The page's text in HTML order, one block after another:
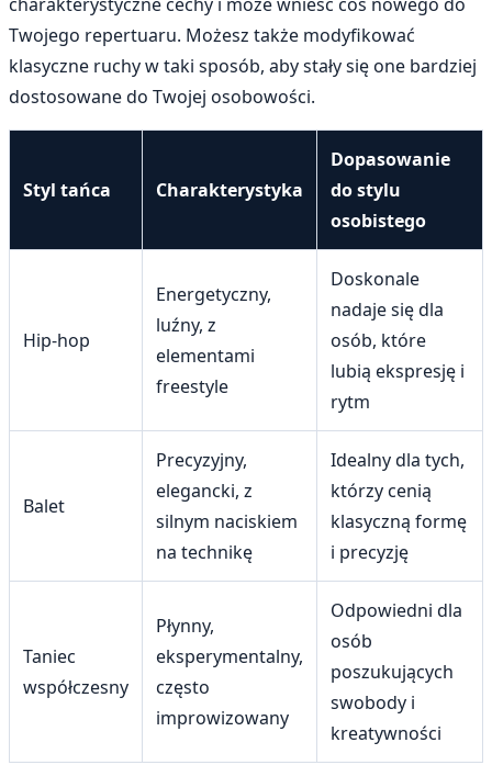
Twojego repertuaru. Możesz także modyfikować
klasyczne ruchy w taki sposób, aby stały się one bardziej
dostosowane do Twojej osobowości.
Styl tańca Charakterystyka
Dopasowanie
do stylu
osobistego
Hip-hop
Energetyczny,
luźny, z
elementami
freestyle
Doskonale
nadaje się dla
osób, które
lubią ekspresję i
rytm
Balet
Precyzyjny,
elegancki, z
silnym naciskiem
na technikę
Idealny dla tych,
którzy cenią
klasyczną formę
i precyzję
Taniec
współczesny
Płynny,
eksperymentalny,
często
improwizowany
Odpowiedni dla
osób
poszukujących
swobody i
kreatywności